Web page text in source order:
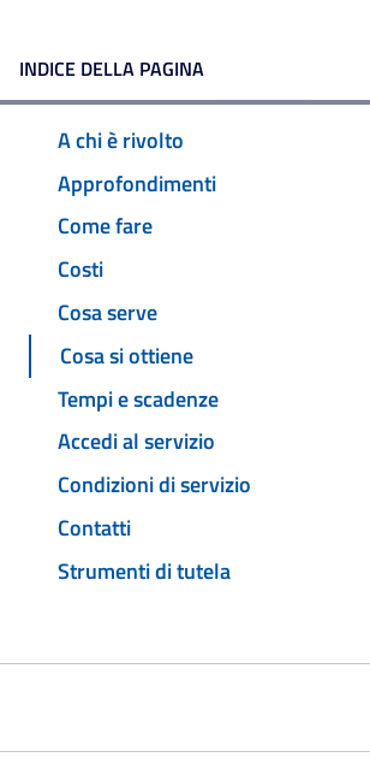
INDICE DELLA PAGINA
A chi è rivolto
Approfondimenti
Come fare
Costi
Cosa serve
Cosa si ottiene
Tempi e scadenze
Accedi al servizio
Condizioni di servizio
Contatti
Strumenti di tutela